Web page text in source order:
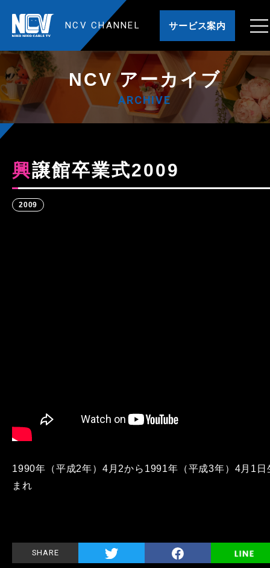
NCV CHANNEL サービス案内
NCV アーカイブ
ARCHIVE
興譲館卒業式2009
2009
1990年（平成2年）4月2から1991年（平成3年）4月1日
まれ
SHARE